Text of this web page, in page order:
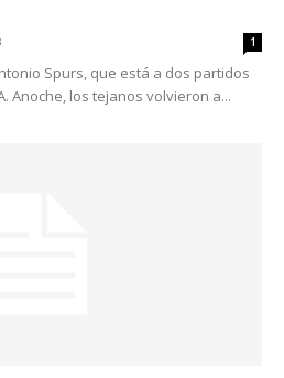
1
Spurs, que está a dos partidos
Anoche, los tejanos volvieron a...